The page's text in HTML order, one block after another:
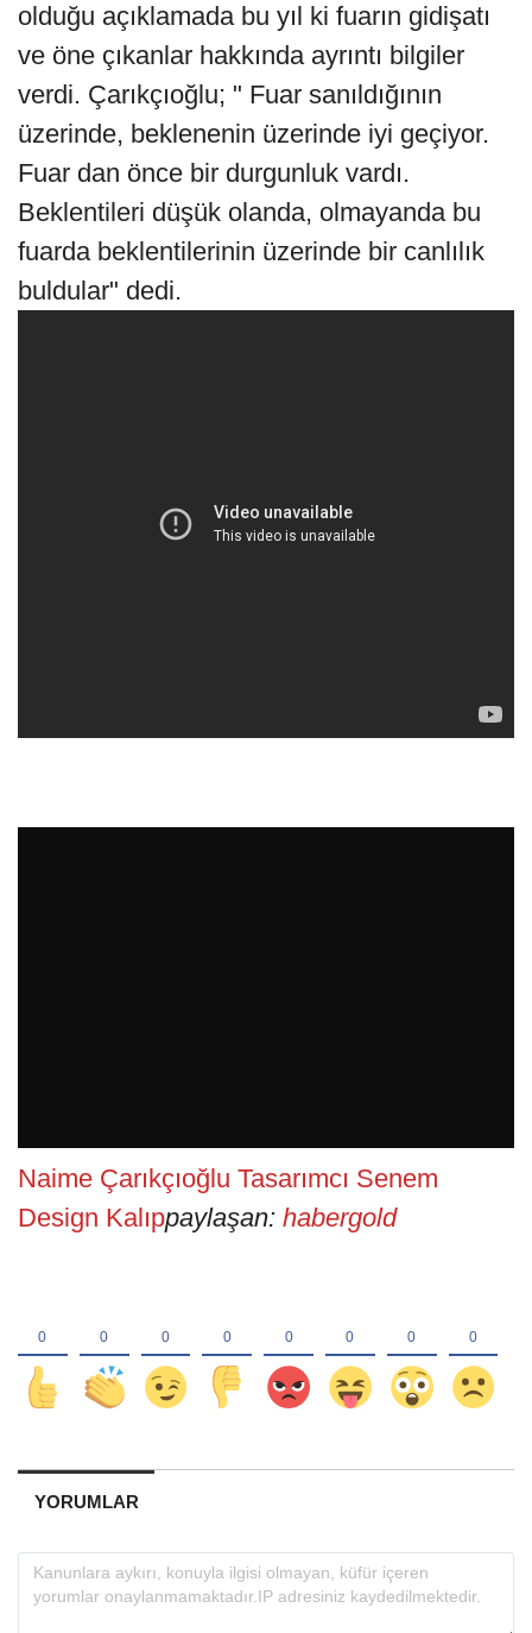
olduğu açıklamada bu yıl ki fuarın gidişatı
ve öne çıkanlar hakkında ayrıntı bilgiler
verdi. Çarıkçıoğlu; " Fuar sanıldığının
üzerinde, beklenenin üzerinde iyi geçiyor.
Fuar dan önce bir durgunluk vardı.
Beklentileri düşük olanda, olmayanda bu
fuarda beklentilerinin üzerinde bir canlılık
buldular" dedi.
Naime Çarıkçıoğlu Tasarımcı Senem
Design Kalıppaylaşan: habergold
YORUMLAR